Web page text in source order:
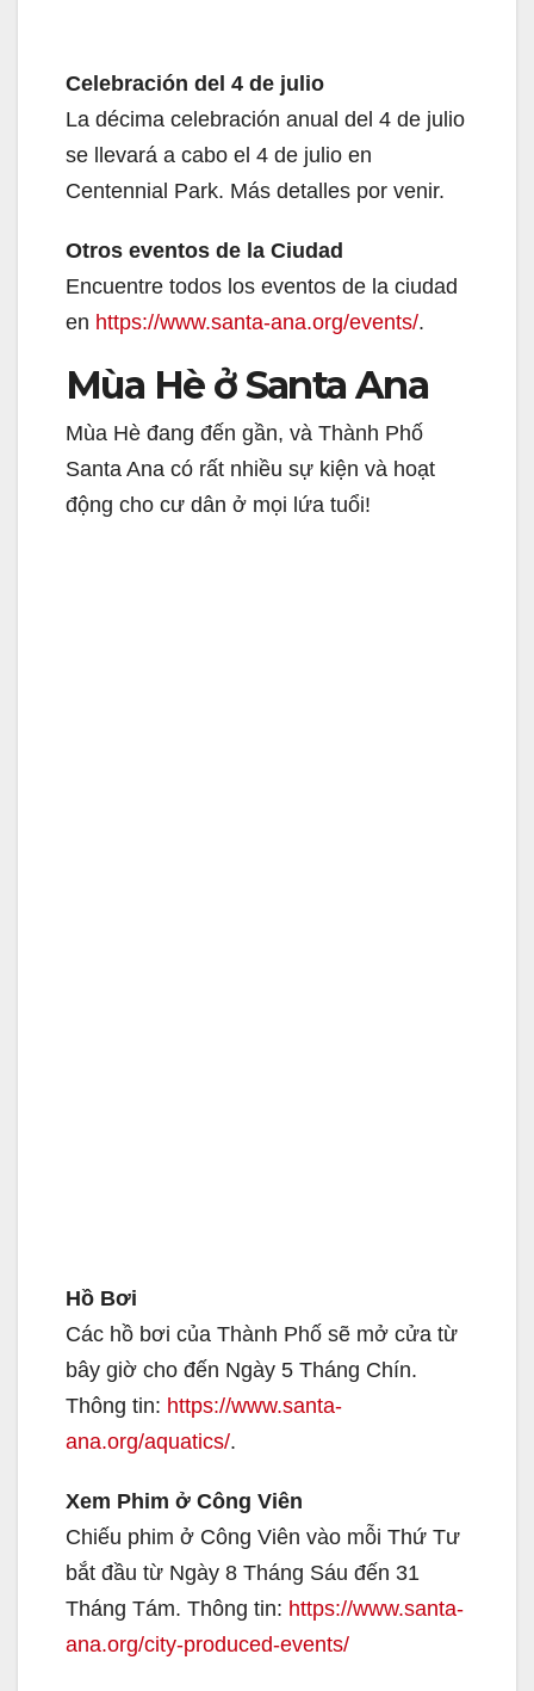
Celebración del 4 de julio
La décima celebración anual del 4 de julio
se llevará a cabo el 4 de julio en
Centennial Park. Más detalles por venir.
Otros eventos de la Ciudad
Encuentre todos los eventos de la ciudad
en https://www.santa-ana.org/events/.
Mùa Hè ở Santa Ana
Mùa Hè đang đến gần, và Thành Phố
Santa Ana có rất nhiều sự kiện và hoạt
động cho cư dân ở mọi lứa tuổi!
Hồ Bơi
Các hồ bơi của Thành Phố sẽ mở cửa từ
bây giờ cho đến Ngày 5 Tháng Chín.
Thông tin: https://www.santa-
ana.org/aquatics/.
Xem Phim ở Công Viên
Chiếu phim ở Công Viên vào mỗi Thứ Tư
bắt đầu từ Ngày 8 Tháng Sáu đến 31
Tháng Tám. Thông tin: https://www.santa-
ana.org/city-produced-events/